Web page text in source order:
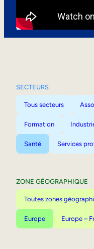
SECTEURS
Tous secteurs
Formation
Santé Services
ZONE GÉOGRAPHIQUE
Toutes zones
Europe Europe –